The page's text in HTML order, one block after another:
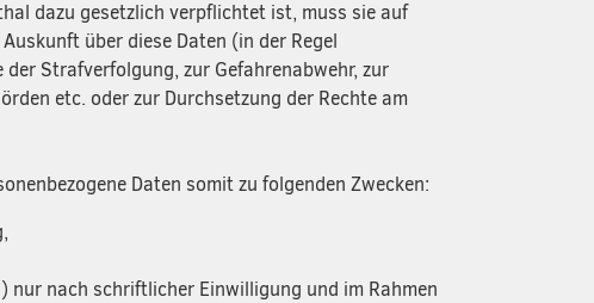
dazu gesetzlich verpflichtet ist, muss sie auf
über diese Daten (in der Regel
Strafverfolgung, zur Gefahrenabwehr, zur
etc. oder zur Durchsetzung der Rechte am
Daten somit zu folgenden Zwecken:
nach schriftlicher Einwilligung und im Rahmen